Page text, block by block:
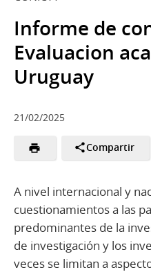
Informe de
Evaluacion
Uruguay
21/02/2025
Compartir
A nivel internacional y
cuestionamientos a las
predominantes de la
de investigación y los
veces se limitan a